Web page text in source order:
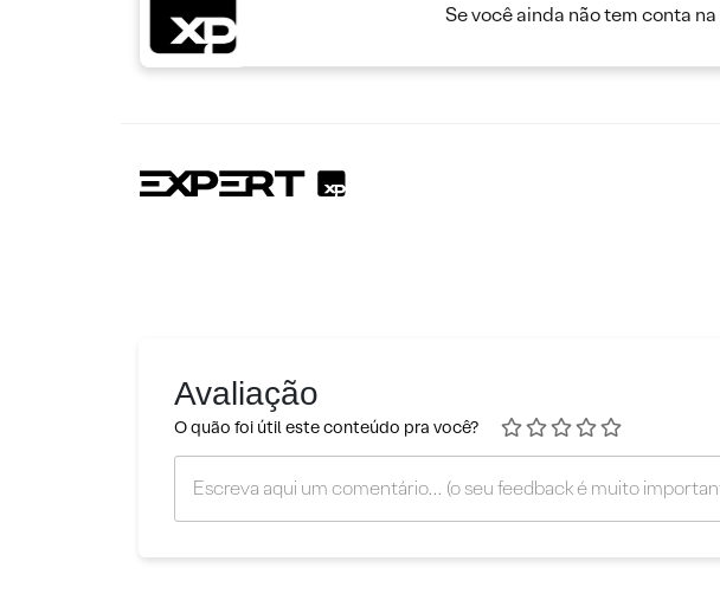
Se você ainda não tem conta
Avaliação
O quão foi útil este conteúdo pra você?